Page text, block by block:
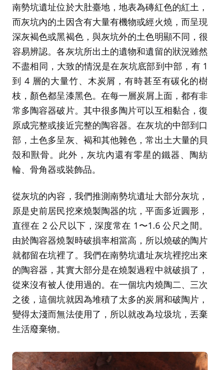
南勢坑遺址位於大肚臺地，地表為磚紅色的紅土，
而灰坑內的土因含有大量有機物或經火燒，而呈現
深灰褐色或黑褐色，與灰坑外的土色明顯不同，很
容易辨認。各灰坑所出土的遺物和遺留的狀況雖然
不盡相同，大致的情況是在灰坑底部到中部，有 1
到 4 層的大量竹、木炭屑，有時甚至有碳化的樹
枝，顏色都呈漆黑色。在每一層炭屑上面，都有非
常多陶容器破片。其中很多陶片可以互相黏合，復
原成完整或接近完整的陶容器。在灰坑的中部到口
部，土色多呈灰、褐和其他雜色，常出土大量的貝
殼和獸骨。此外，灰坑內還有零星的鐵器、陶紡
輪、骨角器或裝飾品。
從灰坑的內容，我們推測南勢坑遺址大部分灰坑，
原是史前居民挖來燒製陶器的坑，平面多近圓形，
直徑在 2 公尺以下，深度常在 1〜1.6 公尺之間。
由於陶容器燒製時破損率相當高，所以燒破的陶片
就都留在坑裡了。我們在南勢坑遺址灰坑裡挖出來
的陶容器，其實大部分是在燒製過程中就破損了，
從來沒有被人使用過的。在一個坑內燒陶二、三次
之後，這個坑就因為堆積了太多的炭屑和破陶片，
變得太淺而無法使用了，所以就改為垃圾坑，丟棄
生活廢棄物。